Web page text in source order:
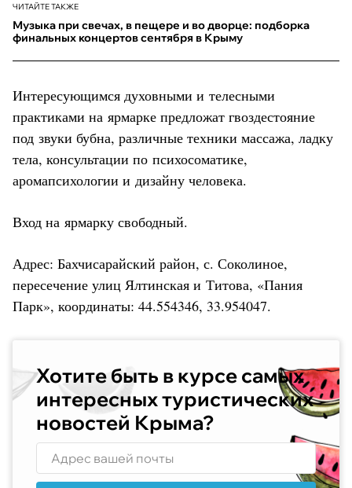
ЧИТАЙТЕ ТАКЖЕ
Музыка при свечах, в пещере и во дворце: подборка
финальных концертов сентября в Крыму
Интересующимся духовными и телесными
практиками на ярмарке предложат гвоздестояние
под звуки бубна, различные техники массажа, ладку
тела, консультации по психосоматике,
аромапсихологии и дизайну человека.
Вход на ярмарку свободный.
Адрес: Бахчисарайский район, с. Соколиное,
пересечение улиц Ялтинская и Титова, «Пания
Парк», координаты: 44.554346, 33.954047.
Хотите быть в курсе самых
интересных туристических
новостей Крыма?